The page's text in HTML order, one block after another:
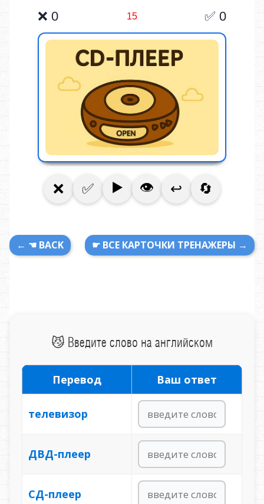
← ☚ BACK ☛ ВСЕ КАРТОЧКИ ТРЕНАЖЕРЫ →
😼 Введите слово на английском
Перевод Ваш ответ
телевизор
ДВД-плеер
СД-плеер